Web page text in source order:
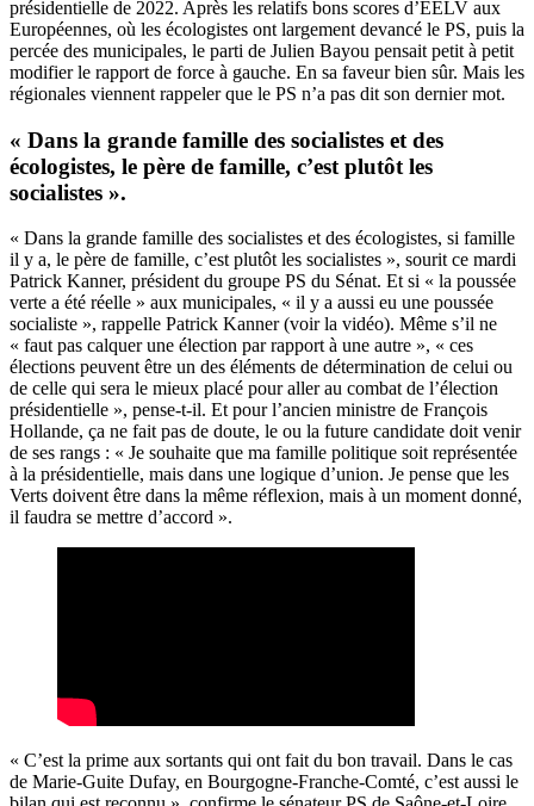
présidentielle de 2022. Après les relatifs bons scores d’EELV aux
Européennes, où les écologistes ont largement devancé le PS, puis la
percée des municipales, le parti de Julien Bayou pensait petit à petit
modifier le rapport de force à gauche. En sa faveur bien sûr. Mais les
régionales viennent rappeler que le PS n’a pas dit son dernier mot.
« Dans la grande famille des socialistes et des
écologistes, le père de famille, c’est plutôt les
socialistes ».
« Dans la grande famille des socialistes et des écologistes, si famille
il y a, le père de famille, c’est plutôt les socialistes », sourit ce mardi
Patrick Kanner, président du groupe PS du Sénat. Et si « la poussée
verte a été réelle » aux municipales, « il y a aussi eu une poussée
socialiste », rappelle Patrick Kanner (voir la vidéo). Même s’il ne
« faut pas calquer une élection par rapport à une autre », « ces
élections peuvent être un des éléments de détermination de celui ou
de celle qui sera le mieux placé pour aller au combat de l’élection
présidentielle », pense-t-il. Et pour l’ancien ministre de François
Hollande, ça ne fait pas de doute, le ou la future candidate doit venir
de ses rangs : « Je souhaite que ma famille politique soit représentée
à la présidentielle, mais dans une logique d’union. Je pense que les
Verts doivent être dans la même réflexion, mais à un moment donné,
il faudra se mettre d’accord ».
« C’est la prime aux sortants qui ont fait du bon travail. Dans le cas
de Marie-Guite Dufay, en Bourgogne-Franche-Comté, c’est aussi le